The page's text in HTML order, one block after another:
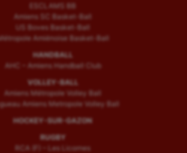
ESCLAMS BB
Amiens SC Basket-Ball
US Boves Basket-Ball
Amiénoise Basket-Ball
HANDBALL
AHC – Amiens Handball Club
VOLLEY-BALL
Amiens Métropole Volley Ball
Amiens Metropole Volley Ball
HOCKEY-SUR-GAZON
RUGBY
RCA (F) – Les Licornes